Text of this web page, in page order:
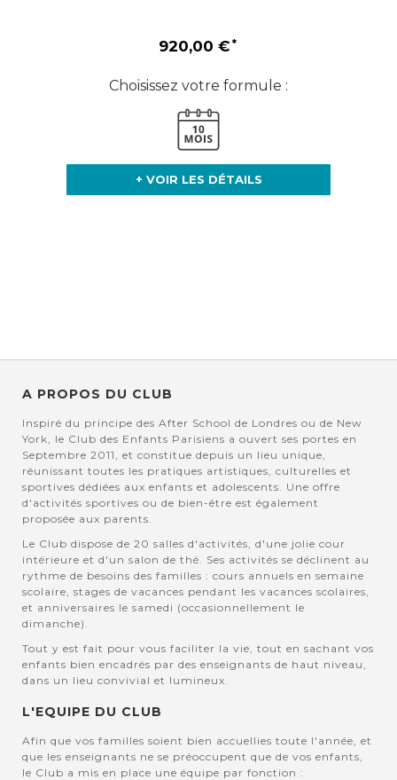
920,00 €
Choisissez votre formule :
+ VOIR LES DÉTAILS
A PROPOS DU CLUB
Inspiré du principe des After School de Londres ou de New
York, le Club des Enfants Parisiens a ouvert ses portes en
Septembre 2011, et constitue depuis un lieu unique,
réunissant toutes les pratiques artistiques, culturelles et
sportives dédiées aux enfants et adolescents. Une offre
d'activités sportives ou de bien-être est également
proposée aux parents.
Le Club dispose de 20 salles d'activités, d'une jolie cour
intérieure et d'un salon de thé. Ses activités se déclinent au
rythme de besoins des familles : cours annuels en semaine
scolaire, stages de vacances pendant les vacances scolaires,
et anniversaires le samedi (occasionnellement le
dimanche).
Tout y est fait pour vous faciliter la vie, tout en sachant vos
enfants bien encadrés par des enseignants de haut niveau,
dans un lieu convivial et lumineux.
L'EQUIPE DU CLUB
Afin que vos familles soient bien accuellies toute l'année, et
que les enseignants ne se préoccupent que de vos enfants,
le Club a mis en place une équipe par fonction :